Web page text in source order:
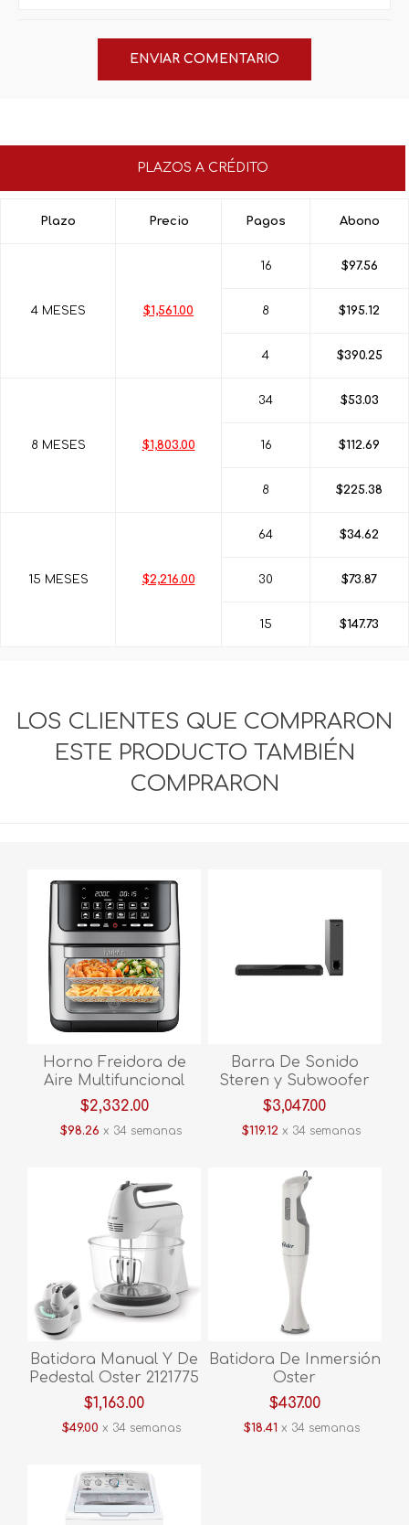
PLAZOS A CRÉDITO
Plazo Precio Pagos Abono
4 MESES $1,561.00
16 $97.56
8 $195.12
4 $390.25
8 MESES $1,803.00
34 $53.03
16 $112.69
8 $225.38
15 MESES $2,216.00
64 $34.62
30 $73.87
15 $147.73
LOS CLIENTES QUE COMPRARON
ESTE PRODUCTO TAMBIÉN
COMPRARON
Horno Freidora de
Aire Multifuncional
Masterchef Premium
MK-AFO-12T 12L Acero
$2,332.00
$98.26 x 34 semanas
Barra De Sonido
Steren y Subwoofer
900 W PMPO Bluetooth
BSD-505 V/E.
$3,047.00
$119.12 x 34 semanas
Batidora Manual Y De
Pedestal Oster 2121775
FPSTHS3611-013 Blanco
$1,163.00
$49.00 x 34 semanas
Batidora De Inmersión
Oster
FPSTHB2600W013
Blanco
$437.00
$18.41 x 34 semanas